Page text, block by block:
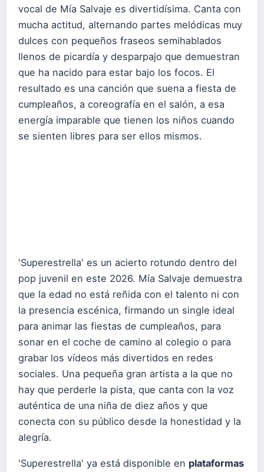
vocal de Mía Salvaje es divertidísima. Canta con
mucha actitud, alternando partes melódicas muy
dulces con pequeños fraseos semihablados
llenos de picardía y desparpajo que demuestran
que ha nacido para estar bajo los focos. El
resultado es una canción que suena a fiesta de
cumpleaños, a coreografía en el salón, a esa
energía imparable que tienen los niños cuando
se sienten libres para ser ellos mismos.
'Superestrella' es un acierto rotundo dentro del
pop juvenil en este 2026. Mía Salvaje demuestra
que la edad no está reñida con el talento ni con
la presencia escénica, firmando un single ideal
para animar las fiestas de cumpleaños, para
sonar en el coche de camino al colegio o para
grabar los vídeos más divertidos en redes
sociales. Una pequeña gran artista a la que no
hay que perderle la pista, que canta con la voz
auténtica de una niña de diez años y que
conecta con su público desde la honestidad y la
alegría.
'Superestrella' ya está disponible en plataformas